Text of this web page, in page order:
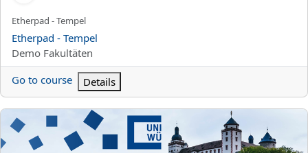
Kursun kısa adı
Etherpad - Tempel
Kurs Adı
Etherpad - Tempel
Kurs kategorisi
Demo Fakultäten
Go to course
Details
Testkurs_Medizin